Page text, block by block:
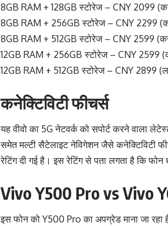
8GB RAM + 128GB स्टोरेज – CNY 2099
8GB RAM + 256GB स्टोरेज – CNY 2299
8GB RAM + 512GB स्टोरेज – CNY 2599
12GB RAM + 256GB स्टोरेज – CNY 2599
12GB RAM + 512GB स्टोरेज – CNY 2899
कनेक्टिविटी फीचर्स
यह वीवो का 5G नेटवर्क को सपोर्ट करने वाला
समेत मल्टी सैटेलाइट नेविगेशन जैसे कनेक्टिविटी
रेटिंग दी गई है। इस रेटिंग से पता लगता है कि फोन
Vivo Y500 Pro vs Vivo
इस फोन को Y500 Pro का अपग्रेड माना जा